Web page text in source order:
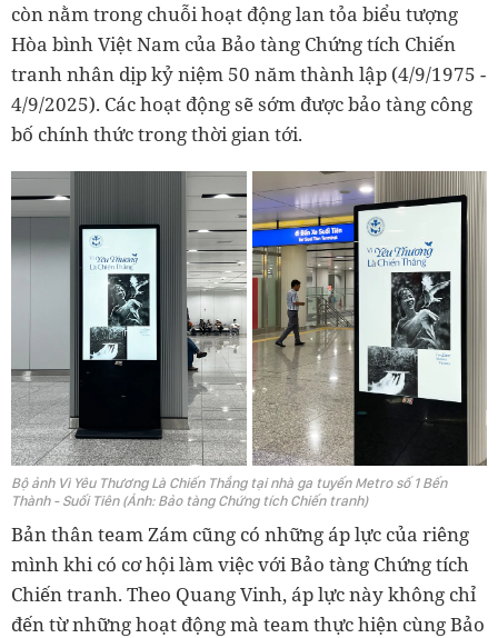
còn nằm trong chuỗi hoạt động lan tỏa biểu tượng
Hòa bình Việt Nam của Bảo tàng Chứng tích Chiến
tranh nhân dịp kỷ niệm 50 năm thành lập (4/9/1975 -
4/9/2025). Các hoạt động sẽ sớm được bảo tàng công
bố chính thức trong thời gian tới.
Bộ ảnh Vì Yêu Thương Là Chiến Thắng tại nhà ga tuyến Metro số 1 Bến
Thành - Suối Tiên (Ảnh: Bảo tàng Chứng tích Chiến tranh)
Bản thân team Zám cũng có những áp lực của riêng
mình khi có cơ hội làm việc với Bảo tàng Chứng tích
Chiến tranh. Theo Quang Vinh, áp lực này không chỉ
đến từ những hoạt động mà team thực hiện cùng Bảo